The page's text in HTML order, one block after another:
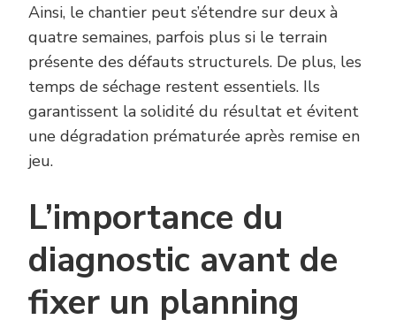
Ainsi, le chantier peut s’étendre sur deux à
quatre semaines, parfois plus si le terrain
présente des défauts structurels. De plus, les
temps de séchage restent essentiels. Ils
garantissent la solidité du résultat et évitent
une dégradation prématurée après remise en
jeu.
L’importance du
diagnostic avant de
fixer un planning